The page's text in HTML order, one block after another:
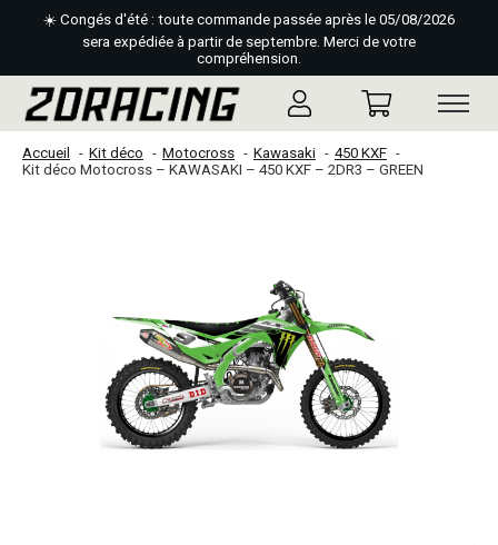
☀️ Congés d'été : toute commande passée après le 05/08/2026
sera expédiée à partir de septembre. Merci de votre
compréhension.
Accueil Kit déco Motocross Kawasaki
450 KXF
Kit déco Motocross – KAWASAKI – 450 KXF – 2DR3 – GREEN